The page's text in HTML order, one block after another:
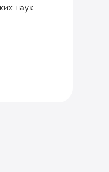
наук